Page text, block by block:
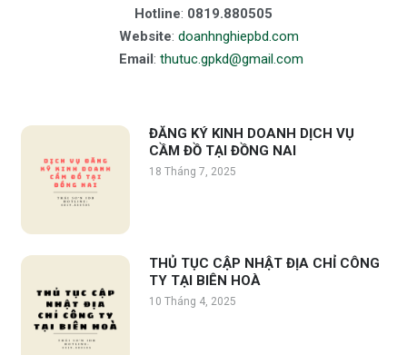
Hotline: 0819.880505
Website: doanhnghiepbd.com
Email: thutuc.gpkd@gmail.com
ĐĂNG KÝ KINH DOANH DỊCH VỤ
CẦM ĐỒ TẠI ĐỒNG NAI
18 Tháng 7, 2025
THỦ TỤC CẬP NHẬT ĐỊA CHỈ CÔNG
TY TẠI BIÊN HOÀ
10 Tháng 4, 2025